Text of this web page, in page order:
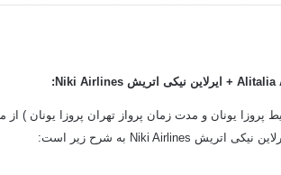
ایرلاین نیکی اتریش Niki Airlines:
پروزا یونان و مدت زمان پرواز تهران پروزا یونان )